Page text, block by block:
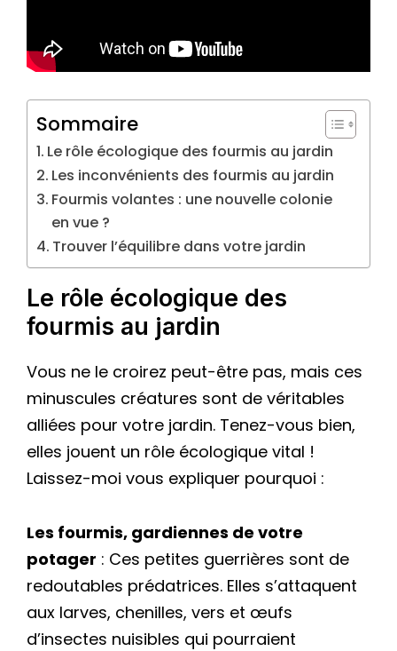
Sommaire
Le rôle écologique des fourmis au jardin
Les inconvénients des fourmis au jardin
Fourmis volantes : une nouvelle colonie
en vue ?
Trouver l’équilibre dans votre jardin
Le rôle écologique des
fourmis au jardin
Vous ne le croirez peut-être pas, mais ces
minuscules créatures sont de véritables
alliées pour votre jardin. Tenez-vous bien,
elles jouent un rôle écologique vital !
Laissez-moi vous expliquer pourquoi :
Les fourmis, gardiennes de votre
potager : Ces petites guerrières sont de
redoutables prédatrices. Elles s’attaquent
aux larves, chenilles, vers et œufs
d’insectes nuisibles qui pourraient